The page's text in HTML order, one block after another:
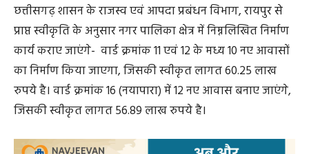
छत्तीसगढ़ शासन के राजस्व एवं आपदा प्रबंधन विभाग, रायपुर से
प्राप्त स्वीकृति के अनुसार नगर पालिका क्षेत्र में निम्नलिखित निर्माण
कार्य कराए जाएंगे- वार्ड क्रमांक 11 एवं 12 के मध्य 10 नए आवासों
का निर्माण किया जाएगा, जिसकी स्वीकृत लागत 60.25 लाख
रुपये है। वार्ड क्रमांक 16 (नयापारा) में 12 नए आवास बनाए जाएंगे,
जिसकी स्वीकृत लागत 56.89 लाख रुपये है।